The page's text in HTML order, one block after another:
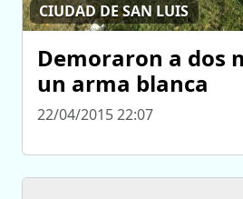
CIUDAD DE SAN LUIS
Demoraron a dos
un arma blanca
22/04/2015 22:07